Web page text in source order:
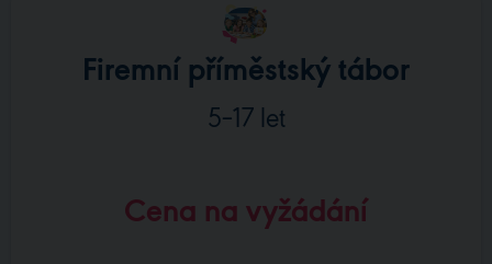
Firemní příměstský tábor
5–17 let
Cena na vyžádání